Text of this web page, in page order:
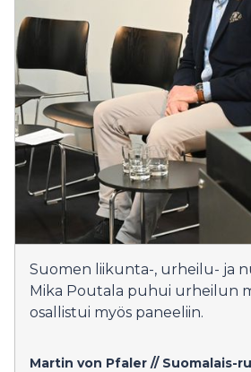
Suomen liikunta-, urheilu- ja
Mika Poutala puhui urheilun
osallistui myös paneeliin.
Martin von Pfaler // Suomalais-